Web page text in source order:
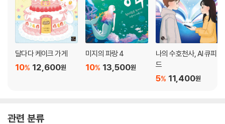
달다다 케이크 가게
12,600원
10%
미지의 파랑 4
13,500원
10%
나의 수호천사, AI 큐피
드
11,400원
5%
관련 분류